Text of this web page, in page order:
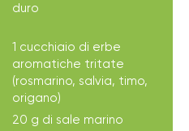
duro
1 cucchiaio di erbe
aromatiche tritate
(rosmarino, salvia, timo,
origano)
20 g di sale marino